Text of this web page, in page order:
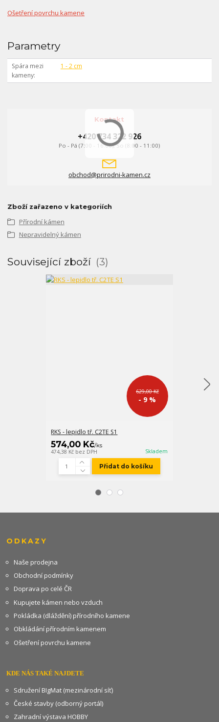
Ošetření povrchu kamene
Parametry
Spára mezi
kameny
1 - 2 cm
Kontakt
+420 734 322 926
Po - Pá (7:00 - 16:00), So (8:00 - 11:00)
obchod@prirodni-kamen.cz
Zboží zařazeno v kategoriích
Přírodní kámen
Nepravidelný kámen
Související zboží 3
629,00 Kč
- 9 %
RKS - lepidlo tř. C2TE S1
574,00 Kč/ks
474,38 Kč bez DPH Skladem
Přidat do košíku
ODKAZY
Naše prodejna
Obchodní podmínky
Doprava po celé ČR
Kupujete kámen nebo vzduch
Pokládka (dláždění) přírodního kamene
Obkládání přírodním kamenem
Ošetření povrchu kamene
KDE NÁS TAKÉ NAJDETE
Sdružení BIgMat (mezinárodní síť)
České stavby (odborný portál)
Zahradní výstava HOBBY